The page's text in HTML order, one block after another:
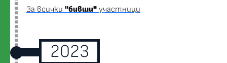
За всички "бивши" участници
2023